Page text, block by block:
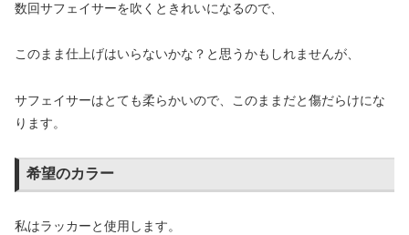
数回サフェイサーを吹くときれいになるので、
このまま仕上げはいらないかな？と思うかもしれませんが、
サフェイサーはとても柔らかいので、このままだと傷だらけにな
ります。
希望のカラー
私はラッカーと使用します。